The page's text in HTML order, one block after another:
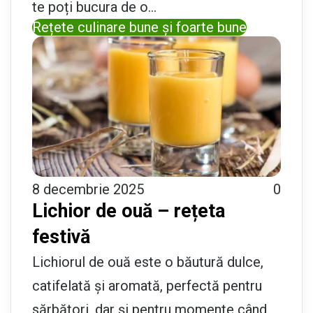
te poți bucura de o…
Rețete culinare bune și foarte bune
8 decembrie 2025 0
Lichior de ouă – rețeta
festivă
Lichiorul de ouă este o băutură dulce,
catifelată și aromată, perfectă pentru
sărbători, dar și pentru momente când